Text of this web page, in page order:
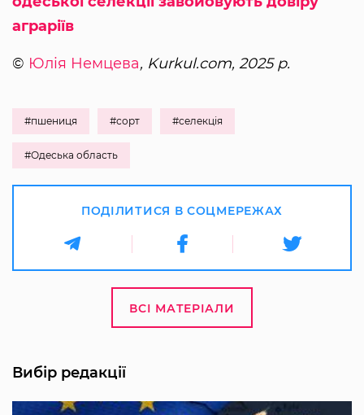
аграріїв
© Юлія Немцева, Kurkul.com, 2025 р.
#пшениця #сорт #селекція
#Одеська область
ПОДІЛИТИСЯ В СОЦМЕРЕЖАХ
ВСІ МАТЕРІАЛИ
Вибір редакції